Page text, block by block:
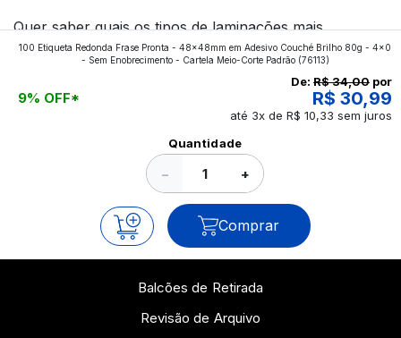
Quer saber quais os tipos de laminações mais
aplicados nos impressos da gráfica FuturaIM? Então,
continue a leitura que vamos revelar para você!
100 Etiqueta Redonda Frase Pronta - 48x48mm em Adesivo Couché Brilho 80g - 4x0
- Sem Enobrecimento - Cartela Meio-Corte Padrão(76113)
9% OFF*
De: R$ 34,00 por
R$ 30,99
até 3x de R$ 10,33 sem juros
Quantidade
− +
Comprar
Balcões de Retirada
Revisão de Arquivo